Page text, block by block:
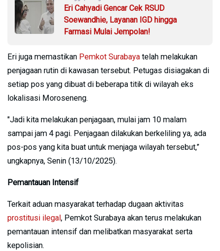
Eri Cahyadi Gencar Cek RSUD
Soewandhie, Layanan IGD hingga
Farmasi Mulai Jempolan!
Eri juga memastikan Pemkot Surabaya telah melakukan
penjagaan rutin di kawasan tersebut. Petugas disiagakan di
setiap pos yang dibuat di beberapa titik di wilayah eks
lokalisasi Moroseneng.
"Jadi kita melakukan penjagaan, mulai jam 10 malam
sampai jam 4 pagi. Penjagaan dilakukan berkeliling ya, ada
pos-pos yang kita buat untuk menjaga wilayah tersebut,”
ungkapnya, Senin (13/10/2025).
Pemantauan Intensif
Terkait aduan masyarakat terhadap dugaan aktivitas
prostitusi ilegal, Pemkot Surabaya akan terus melakukan
pemantauan intensif dan melibatkan masyarakat serta
kepolisian.